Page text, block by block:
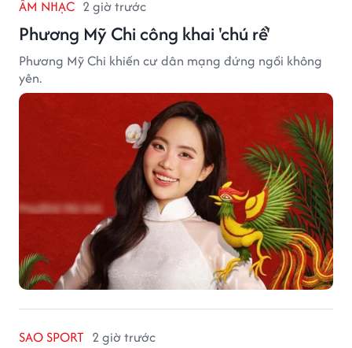
ÂM NHẠC 2 giờ trước
Phương Mỹ Chi công khai 'chú rể'
Phương Mỹ Chi khiến cư dân mạng đứng ngồi không
yên.
SAO SPORT 2 giờ trước